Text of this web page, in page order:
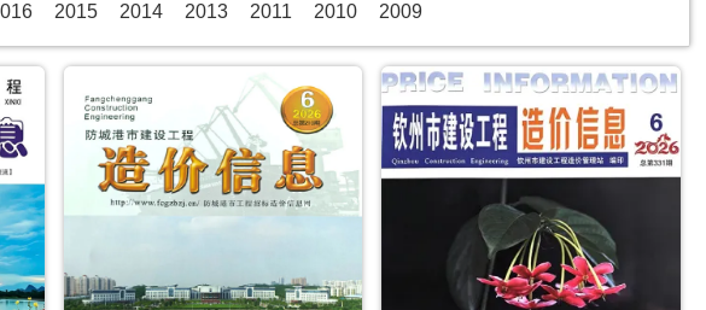
2015 2014 2013 2011 2010 2009